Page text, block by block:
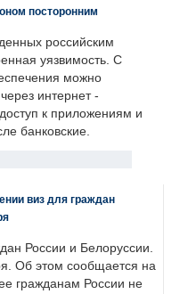
посторонним
российским
уязвимость. С
можно
интернет -
к приложениям и
банковские.
виз для граждан
России и Белоруссии.
Об этом сообщается на
гражданам России не